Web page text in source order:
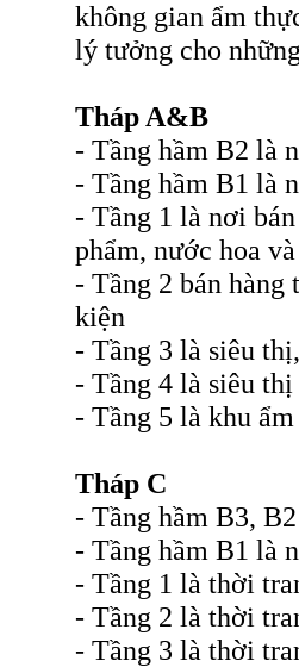
không gian ẩm
lý tưởng cho
Tháp A&B
- Tầng hầm B2 là
- Tầng hầm B1 là
- Tầng 1 là nơi
phẩm, nước hoa
- Tầng 2 bán hàng
kiện
- Tầng 3 là siêu
- Tầng 4 là siêu thị
- Tầng 5 là khu
Tháp C
- Tầng hầm B3,
- Tầng hầm B1 là
- Tầng 1 là thời
- Tầng 2 là thời
- Tầng 3 là thời